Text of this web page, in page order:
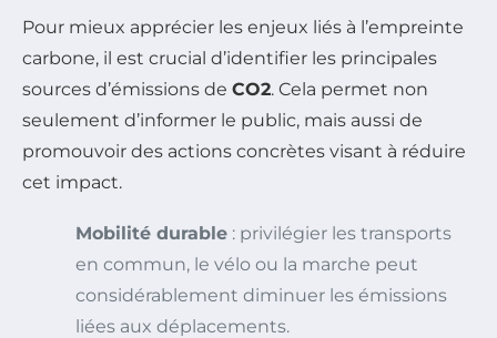
Pour mieux apprécier les enjeux liés à l’empreinte
carbone, il est crucial d’identifier les principales
sources d’émissions de CO2. Cela permet non
seulement d’informer le public, mais aussi de
promouvoir des actions concrètes visant à réduire
cet impact.
Mobilité durable : privilégier les transports
en commun, le vélo ou la marche peut
considérablement diminuer les émissions
liées aux déplacements.